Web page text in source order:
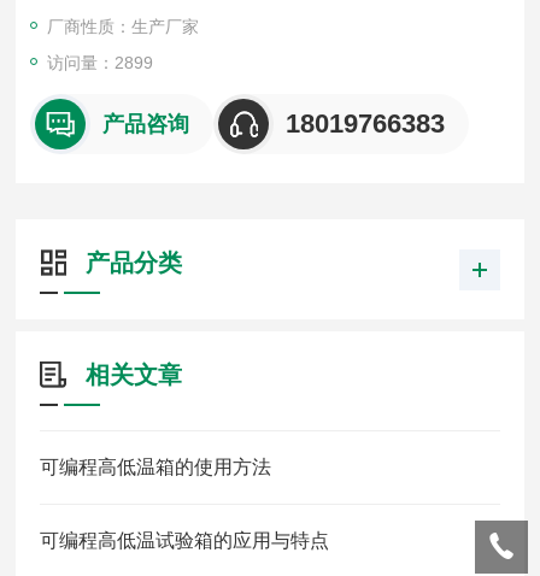
厂商性质：生产厂家
访问量：2899
产品咨询 18019766383
产品分类
相关文章
可编程高低温箱的使用方法
可编程高低温试验箱的应用与特点